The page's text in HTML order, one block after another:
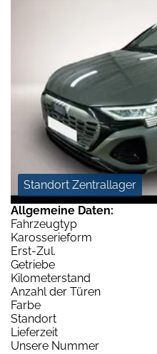
Standort Zentrallager
Allgemeine Daten:
Fahrzeugtyp
Karosserieform
Erst-Zul.
Getriebe
Kilometerstand
Anzahl der Türen
Farbe
Standort
Lieferzeit
Unsere Nummer